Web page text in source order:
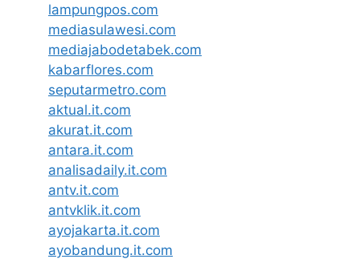
lampungpos.com
mediasulawesi.com
mediajabodetabek.com
kabarflores.com
seputarmetro.com
aktual.it.com
akurat.it.com
antara.it.com
analisadaily.it.com
antv.it.com
antvklik.it.com
ayojakarta.it.com
ayobandung.it.com